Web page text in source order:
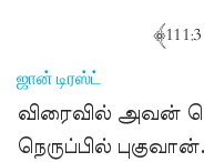
Apply
for
Support
ஜக்காத்,
111:3﴾
ஜான் டிரஸ்ட்
விரைவில் அவன்
நெருப்பில் புகுவான்.